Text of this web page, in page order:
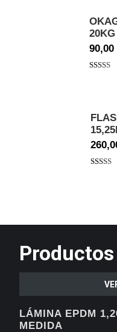
20KG
90,00
Productos
LÁMINA EPDM
MEDIDA